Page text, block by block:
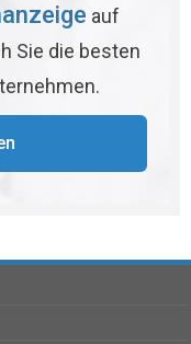
auf
Sie die besten